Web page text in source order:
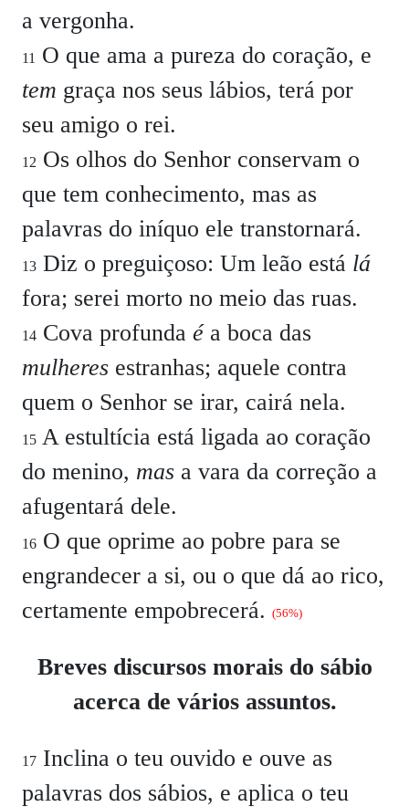
a vergonha.
11
O que ama a pureza do coração, e
tem graça nos seus lábios, terá por
seu amigo o rei.
12 Os olhos do Senhor conservam o
que tem conhecimento, mas as
palavras do iníquo ele transtornará.
13 Diz o preguiçoso: Um leão está lá
fora; serei morto no meio das ruas.
14 Cova profunda éa boca das
mulheres estranhas; aquele contra
quem o Senhor se irar, cairá nela.
15 A estultícia está ligada ao coração
do menino, mas a vara da correção a
afugentará dele.
16 O que oprime ao pobre para se
engrandecer a si, ou o que dá ao rico,
certamente empobrecerá. (56%)
Breves discursos morais do sábio
acerca de vários assuntos.
17 Inclina o teu ouvido e ouve as
palavras dos sábios, e aplica o teu